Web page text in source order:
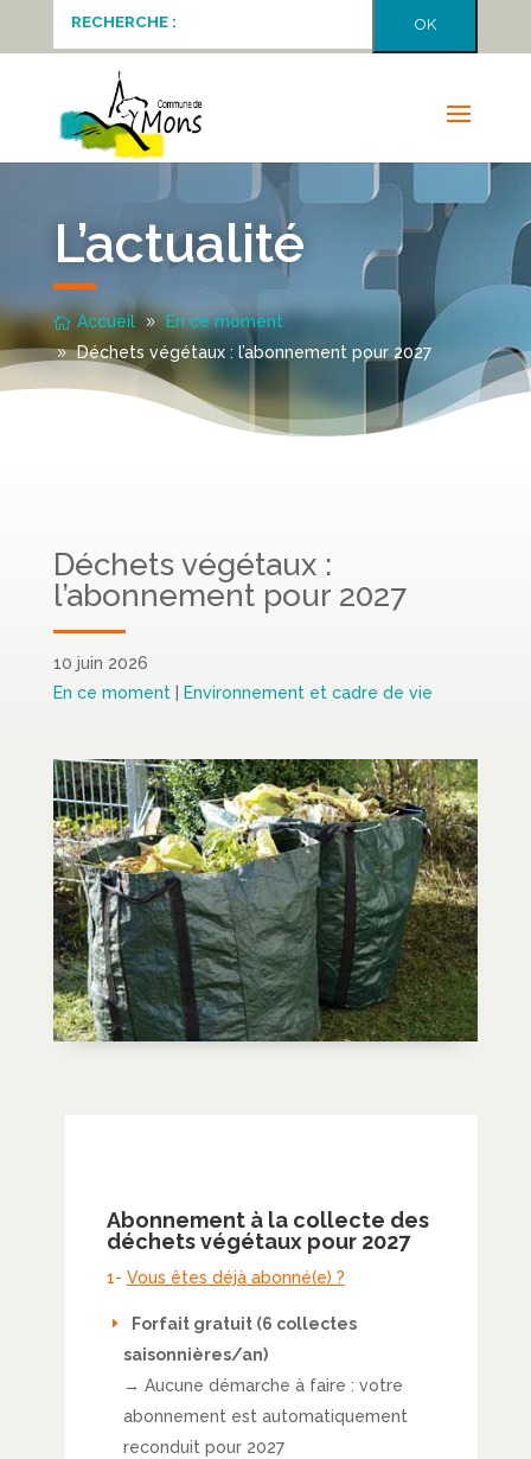
L’actualité
Accueil
En ce moment
Déchets végétaux : l’abonnement pour 2027
Déchets végétaux :
l’abonnement pour 2027
10 juin 2026
En ce moment| Environnement et cadre de vie
Abonnement à la collecte des
déchets végétaux pour 2027
1- Vous êtes déjà abonné(e) ?
Forfait gratuit (6 collectes
saisonnières/an)
→ Aucune démarche à faire : votre
abonnement est automatiquement
reconduit pour 2027